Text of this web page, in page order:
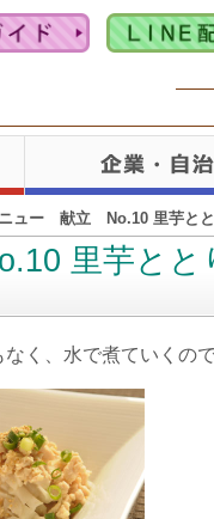
ニュー 献立 No.10 里芋と
里芋とと
く、水で煮ていくの